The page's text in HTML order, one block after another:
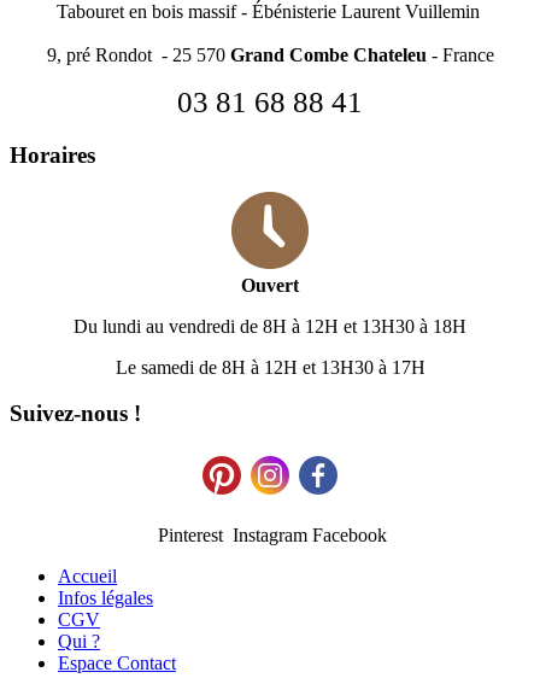
Tabouret en bois massif- Ébénisterie Laurent Vuillemin
9, pré Rondot - 25 570 Grand Combe Chateleu - France
03 81 68 88 41
Horaires
Ouvert
Du lundi au vendredi de 8H à 12H et 13H30 à 18H
Le samedi de 8H à 12H et 13H30 à 17H
Suivez-nous !
Pinterest Instagram Facebook
Accueil
Infos légales
CGV
Qui ?
Espace Contact